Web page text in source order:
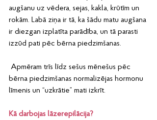
augšanu uz vēdera, sejas, kakla, krūtīm un
rokām. Labā ziņa ir tā, ka šādu matu augšana
ir diezgan izplatīta parādība, un tā parasti
izzūd pati pēc bērna piedzimšanas.
Apmēram trīs līdz sešus mēnešus pēc
bērna piedzimšanas normalizējas hormonu
līmenis un “uzkrātie” mati izkrīt.
Kā darbojas lāzerepilācija?